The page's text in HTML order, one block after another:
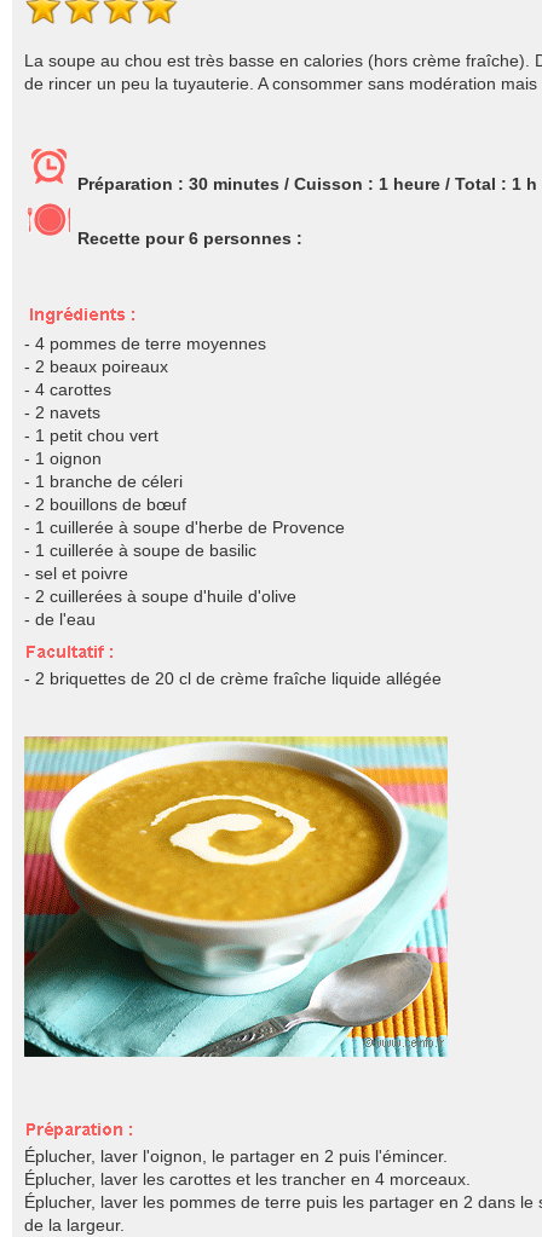
La soupe au chou est très basse en calories (hors crème fraîche).
de rincer un peu la tuyauterie. A consommer sans modération
Préparation : 30 minutes / Cuisson : 1 heure / Total : 1 h
Recette pour6 personnes :
- 4 pommes de terre moyennes
- 2 beaux poireaux
- 4 carottes
- 2 navets
- 1 petit chou vert
- 1 oignon
- 1 branche de céleri
- 2 bouillons de bœuf
- 1 cuillerée à soupe d'herbe de Provence
- 1 cuillerée à soupe de basilic
- sel et poivre
- 2 cuillerées à soupe d'huile d'olive
- de l'eau
- 2 briquettes de 20 cl de crème fraîche liquide allégée
Éplucher, laver l'oignon, le partager en 2 puis l'émincer.
Éplucher, laver les carottes et les trancher en 4 morceaux.
Éplucher, laver les pommes de terre puis les partager en 2 dans
de la largeur.